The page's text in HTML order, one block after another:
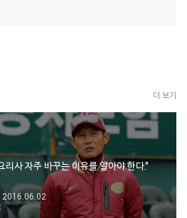
더 보기
리사 자주 바꾸는 이유를 알아야 한다."
2016.06.02